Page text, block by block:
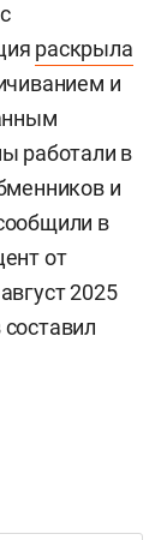
раскрыла
и
работали в
и
в
от
2025